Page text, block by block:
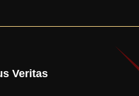
Veritas